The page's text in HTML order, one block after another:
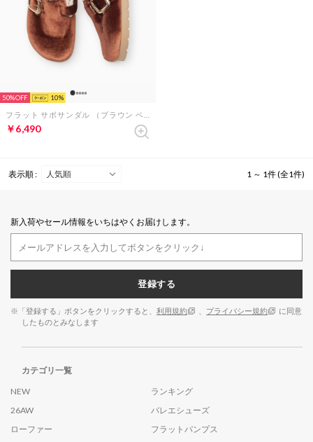
50% 10
￥6,490
表示順 : 1 ～ 1件 (全1件)
新入荷やセール情報をいちはやくお届けします。
登録する
※「登録する」ボタンをクリックすると、 利用規約 プライバシー規約
に同意
したものとみなします
カテゴリ一覧
NEW
ランキング
26AW
バレエシューズ
ローファー
フラットパンプス